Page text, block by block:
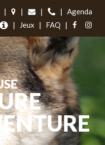
| | | |
Agenda
|
Jeux | FAQ |